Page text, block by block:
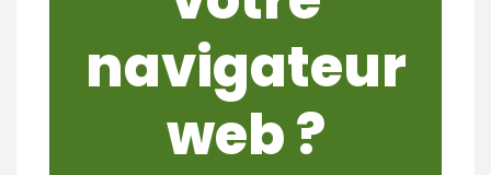
navigateur
web ?